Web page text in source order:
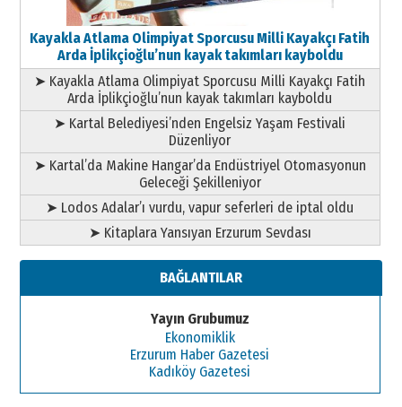
Kayakla Atlama Olimpiyat Sporcusu Milli Kayakçı Fatih
Arda İplikçioğlu’nun kayak takımları kayboldu
➤ Kayakla Atlama Olimpiyat Sporcusu Milli Kayakçı Fatih
Arda İplikçioğlu’nun kayak takımları kayboldu
➤ Kartal Belediyesi’nden Engelsiz Yaşam Festivali
Düzenliyor
➤ Kartal’da Makine Hangar’da Endüstriyel Otomasyonun
Geleceği Şekilleniyor
➤ Lodos Adalar’ı vurdu, vapur seferleri de iptal oldu
➤ Kitaplara Yansıyan Erzurum Sevdası
BAĞLANTILAR
Yayın Grubumuz
Ekonomiklik
Erzurum Haber Gazetesi
Kadıköy Gazetesi